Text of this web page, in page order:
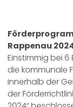
Rappenau
Einstimmig bei
die kommunale
innerhalb der
der